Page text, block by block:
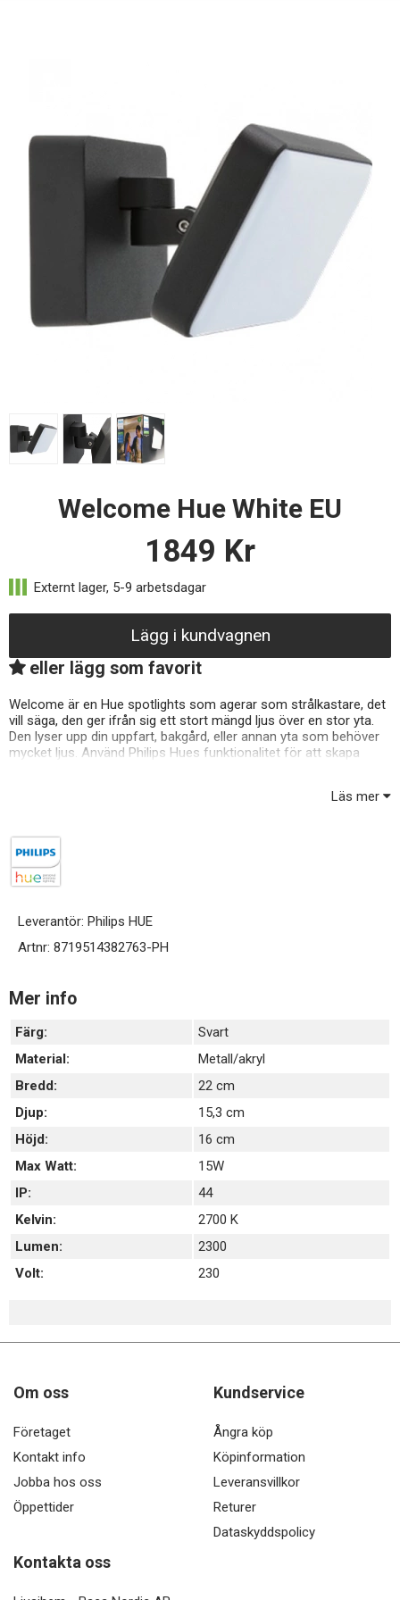
Welcome Hue White EU
1849 Kr
Lägg i kundvagnen
eller lägg som favorit
Welcome är en Hue spotlights som agerar som strålkastare, det
vill säga, den ger ifrån sig ett stort mängd ljus över en stor yta.
Den lyser upp din uppfart, bakgård, eller annan yta som behöver
mycket ljus. Använd Philips Hues funktionalitet för att skapa
familjen Hue White, vilket betyder att den har ett varmvitt ljus
Hue Discover, som istället är del av familjen Hue White and Color
Ambience.
Läs mer
Leverantör: Philips HUE
Artnr: 8719514382763-PH
Mer info
Färg:
Svart
Material:
Metall/akryl
Bredd:
22 cm
Djup:
15,3 cm
Höjd:
16 cm
Max Watt:
15W
IP:
44
Kelvin:
2700 K
Lumen:
2300
Volt:
230
Om oss
Företaget
Kontakt info
Jobba hos oss
Öppettider
Kundservice
Ångra köp
Köpinformation
Leveransvillkor
Returer
Dataskyddspolicy
Kontakta oss